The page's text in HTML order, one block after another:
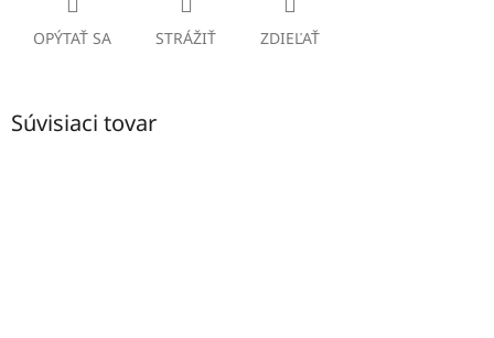
OPÝTAŤ SA STRÁŽIŤ ZDIEĽAŤ
Súvisiaci tovar